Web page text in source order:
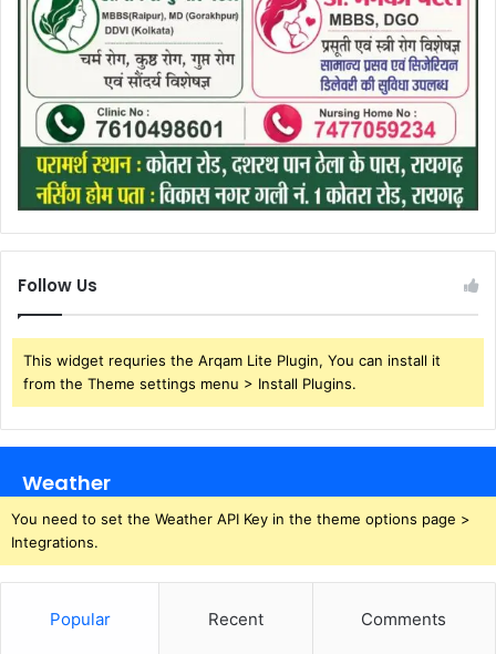
Follow Us
This widget requries the Arqam Lite Plugin, You can install it
from the Theme settings menu > Install Plugins.
Weather
You need to set the Weather API Key in the theme options page >
Integrations.
Popular Recent Comments